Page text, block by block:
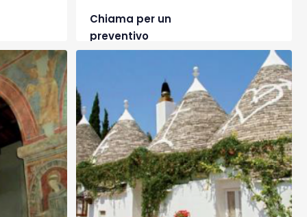
Chiama per un
preventivo